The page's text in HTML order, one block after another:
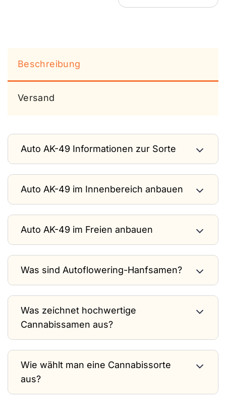
Beschreibung
Versand
Auto AK-49 Informationen zur Sorte
Auto AK-49 im Innenbereich anbauen
Auto AK-49 im Freien anbauen
Was sind Autoflowering-Hanfsamen?
Was zeichnet hochwertige
Cannabissamen aus?
Wie wählt man eine Cannabissorte
aus?